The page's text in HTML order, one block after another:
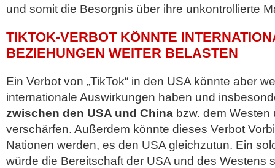
und somit die Besorgnis über ihre unkontrollierte
TIKTOK-VERBOT KÖNNTE
BEZIEHUNGEN WEITER BELASTEN
Ein Verbot von „TikTok“ in den USA könnte aber
internationale Auswirkungen haben und
zwischen den USA und China bzw. dem Westen
verschärfen. Außerdem könnte dieses Verbot
Nationen werden, es den USA gleichzutun. Ein
würde die Bereitschaft der USA und des Westens